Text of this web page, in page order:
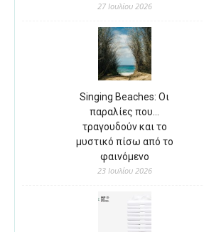
27 Ιουλίου 2026
Singing Beaches: Οι
παραλίες που…
τραγουδούν και το
μυστικό πίσω από το
φαινόμενο
23 Ιουλίου 2026